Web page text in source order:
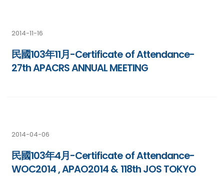
2014-11-16
民國103年11月-Certificate of Attendance-
27th APACRS ANNUAL MEETING
2014-04-06
民國103年4月-Certificate of Attendance-
WOC2014 , APAO2014 & 118th JOS TOKYO